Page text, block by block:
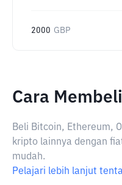
2000 GBP
Cara
Beli Bitcoin, Ethereum,
kripto lainnya dengan
mudah.
Pelajari lebih lanjut